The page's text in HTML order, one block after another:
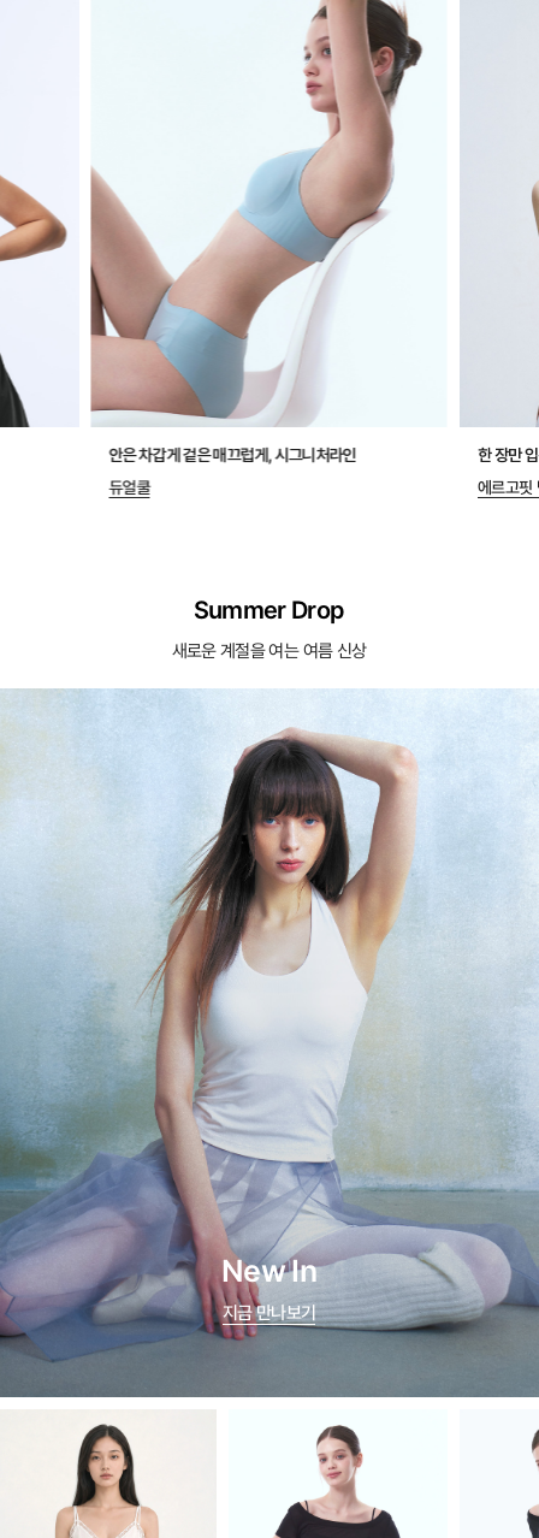
안은 차갑게 겉은 매끄럽게, 시그니처라인
듀얼쿨
한 장만
에르고핏
Summer Drop
새로운 계절을 여는 여름 신상
New In
지금 만나보기